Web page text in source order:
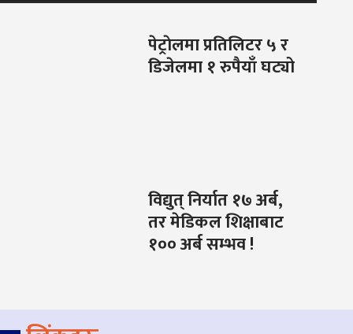
पेट्राेलमा प्रतिलिटर ५ र
डिजेलमा १ रुपैयाँ घट्यो
विद्युत् निर्यात १७ अर्ब,
तर मेडिकल शिक्षाबाट
१०० अर्ब सम्भव !